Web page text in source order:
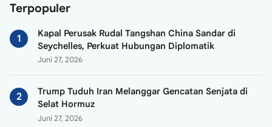
Terpopuler
Kapal Perusak Rudal Tangshan China Sandar di
Seychelles, Perkuat Hubungan Diplomatik
Juni 27, 2026
Trump Tuduh Iran Melanggar Gencatan Senjata di
Selat Hormuz
Juni 27, 2026